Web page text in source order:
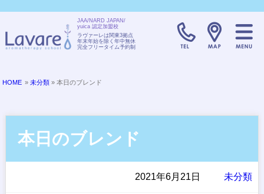
JAA/NARD JAPAN/
yuica 認定加盟校
ラヴァーレは関東3拠点
年末年始を除く年中無休
完全フリータイム予約制
TELL:0120-
HOME »未分類 » 本日のブレンド
本日のブレンド
未分類
2021年6月21日